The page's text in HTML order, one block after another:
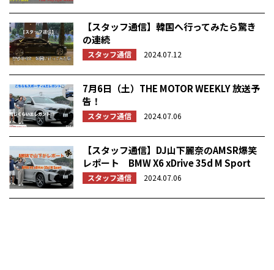
【スタッフ通信】韓国へ行ってみたら驚き
の連続
スタッフ通信 2024.07.12
7月6日（土）THE MOTOR WEEKLY 放送予
告！
スタッフ通信 2024.07.06
【スタッフ通信】DJ山下麗奈のAMSR爆笑
レポート BMW X6 xDrive 35d M Sport
スタッフ通信 2024.07.06